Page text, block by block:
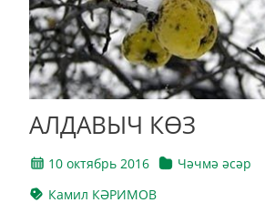
АЛДАВЫЧ КӨЗ
10 октябрь 2016
Чәчмә әсәр
Камил КӘРИМОВ